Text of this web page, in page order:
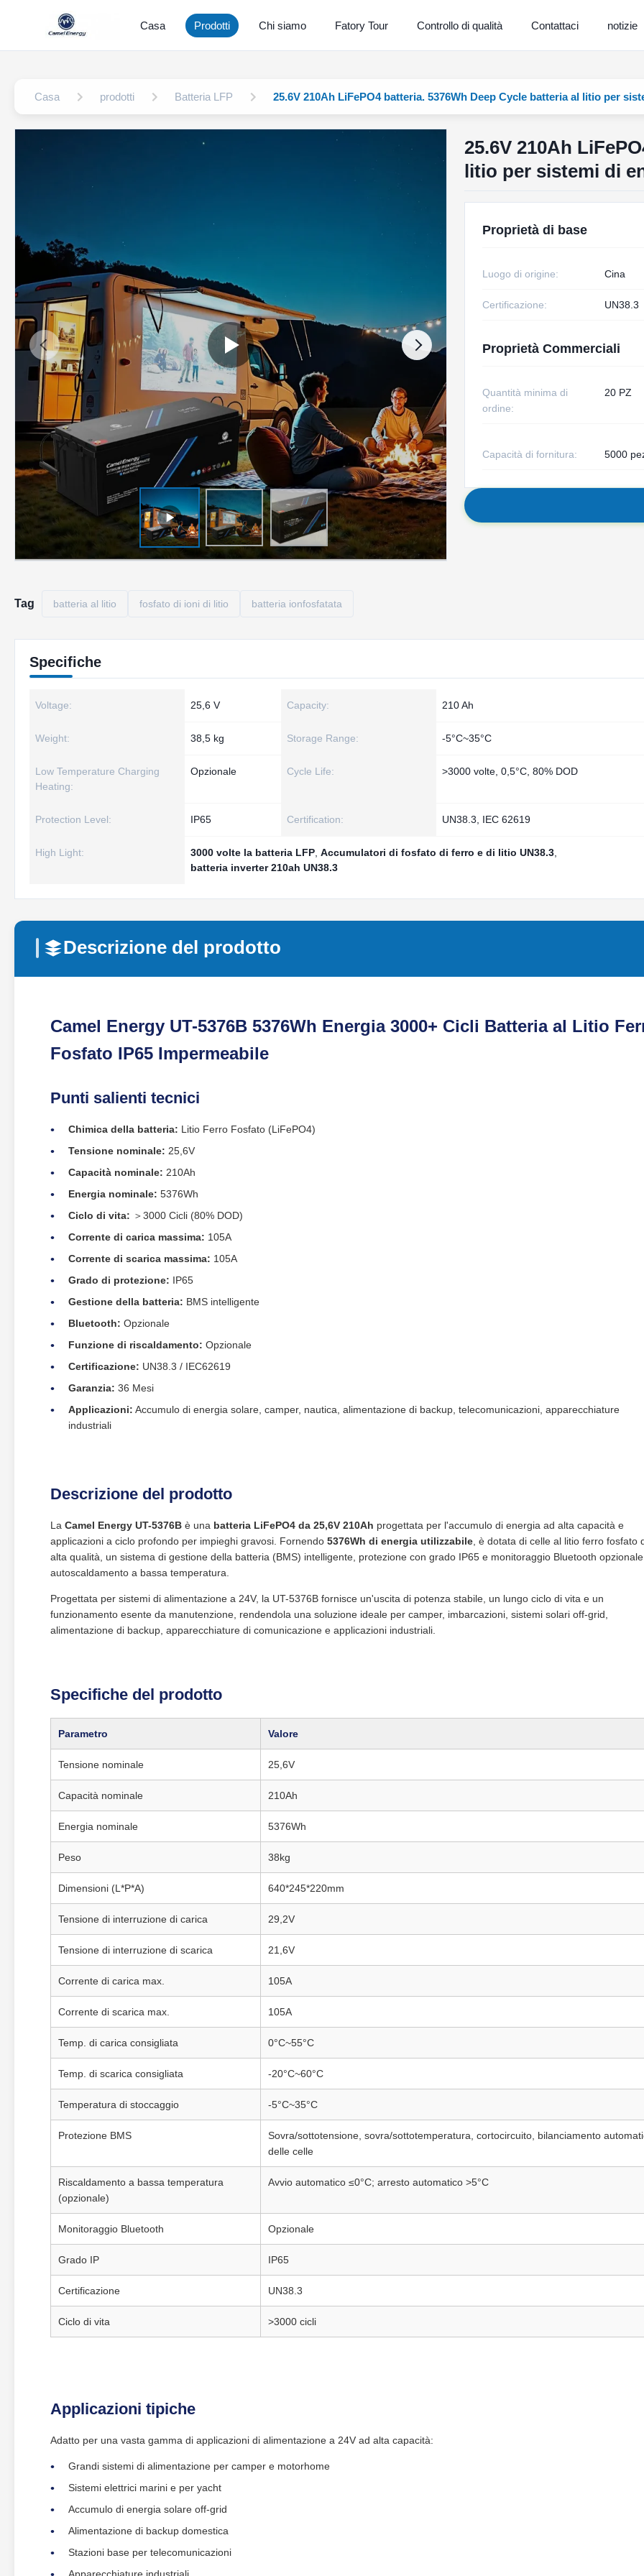
Casa Prodotti Chi siamo Fatory Tour Controllo di qualità Contattaci notizie
Casa prodotti Batteria LFP 25.6V 210Ah LiFePO4 batteria. 5376Wh Deep Cycle batteria al litio per
25.6V 210Ah
litio per sistemi di
Proprietà di base
Luogo di origine: Cina
Certificazione: UN38.3
Proprietà Commerciali
Quantità minima di
ordine:
20 PZ
Capacità di fornitura: 5000
Tag batteria al litio fosfato di ioni di litio batteria ionfosfatata
Specifiche
Voltage: 25,6 V Capacity: 210 Ah
Weight: 38,5 kg Storage Range: -5°C~35°C
Low Temperature Charging
Heating:
Opzionale Cycle Life: >3000 volte, 0,5°C, 80% DOD
Protection Level: IP65 Certification: UN38.3, IEC 62619
High Light: 3000 volte la batteria LFP Accumulatori di fosfato di ferro e di litio UN38.3
batteria inverter 210ah UN38.3
Descrizione del prodotto
Camel Energy UT-5376B 5376Wh Energia 3000+ Cicli Batteria al Litio
Fosfato IP65 Impermeabile
Punti salienti tecnici
Chimica della batteria: Litio Ferro Fosfato (LiFePO4)
Tensione nominale: 25,6V
Capacità nominale: 210Ah
Energia nominale: 5376Wh
Ciclo di vita: ＞3000 Cicli (80% DOD)
Corrente di carica massima: 105A
Corrente di scarica massima: 105A
Grado di protezione: IP65
Gestione della batteria: BMS intelligente
Bluetooth: Opzionale
Funzione di riscaldamento: Opzionale
Certificazione: UN38.3 / IEC62619
Garanzia: 36 Mesi
Applicazioni: Accumulo di energia solare, camper, nautica, alimentazione di backup, telecomunicazioni, apparecchiature
industriali
Descrizione del prodotto
La Camel Energy UT-5376B è una batteria LiFePO4 da 25,6V 210Ah progettata per l'accumulo di energia ad alta capacità e
applicazioni a ciclo profondo per impieghi gravosi. Fornendo 5376Wh di energia utilizzabile , è dotata di celle al litio ferro fosfato
alta qualità, un sistema di gestione della batteria (BMS) intelligente, protezione con grado IP65 e monitoraggio Bluetooth
autoscaldamento a bassa temperatura.
Progettata per sistemi di alimentazione a 24V, la UT-5376B fornisce un'uscita di potenza stabile, un lungo ciclo di vita e un
funzionamento esente da manutenzione, rendendola una soluzione ideale per camper, imbarcazioni, sistemi solari off-grid,
alimentazione di backup, apparecchiature di comunicazione e applicazioni industriali.
Specifiche del prodotto
Parametro Valore
Tensione nominale 25,6V
Capacità nominale 210Ah
Energia nominale 5376Wh
Peso 38kg
Dimensioni (L*P*A) 640*245*220mm
Tensione di interruzione di carica 29,2V
Tensione di interruzione di scarica 21,6V
Corrente di carica max. 105A
Corrente di scarica max. 105A
Temp. di carica consigliata 0°C~55°C
Temp. di scarica consigliata -20°C~60°C
Temperatura di stoccaggio -5°C~35°C
Protezione BMS
Sovra/sottotensione, sovra/sottotemperatura, cortocircuito, bilanciamento
delle celle
Riscaldamento a bassa temperatura
(opzionale)
Avvio automatico ≤0°C; arresto automatico >5°C
Monitoraggio Bluetooth Opzionale
Grado IP IP65
Certificazione UN38.3
Ciclo di vita >3000 cicli
Applicazioni tipiche
Adatto per una vasta gamma di applicazioni di alimentazione a 24V ad alta capacità:
Grandi sistemi di alimentazione per camper e motorhome
Sistemi elettrici marini e per yacht
Accumulo di energia solare off-grid
Alimentazione di backup domestica
Stazioni base per telecomunicazioni